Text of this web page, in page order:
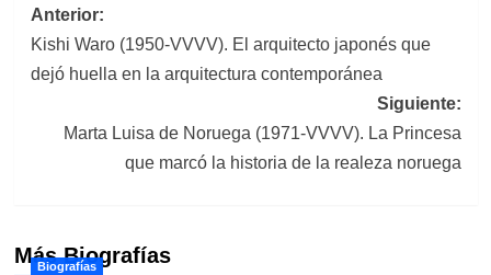
Navegación
de
entradas
Anterior:
Kishi Waro (1950-VVVV). El arquitecto japonés que
dejó huella en la arquitectura contemporánea
Siguiente:
Marta Luisa de Noruega (1971-VVVV). La Princesa
que marcó la historia de la realeza noruega
Más Biografías
Biografías